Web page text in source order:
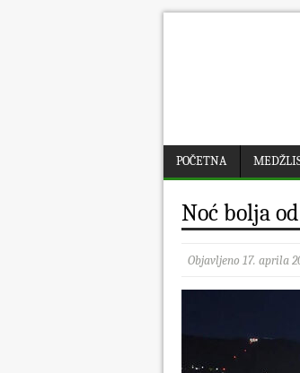
POČETNA
Noć bolja
Objavljeno 17. aprila